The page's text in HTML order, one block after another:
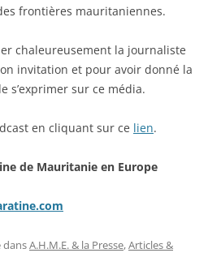
frontières mauritaniennes​.
chaleureusement la journaliste
invitation et pour avoir donné la
s’exprimer sur ce média.
en cliquant sur ce lien.
de Mauritanie en Europe
dansA.H.M.E. & la Presse,Articles &